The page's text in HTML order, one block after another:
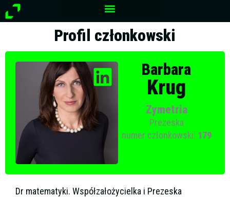
Przejdź
do
Profil członkowski
Barbara
Krug
Zymetria
Prezeska
numer członkowski: 179
Dr matematyki. Współzałożycielka i Prezeska